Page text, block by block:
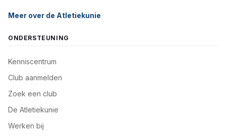
Meer over de Atletiekunie
ONDERSTEUNING
Kenniscentrum
Club aanmelden
Zoek een club
De Atletiekunie
Werken bij